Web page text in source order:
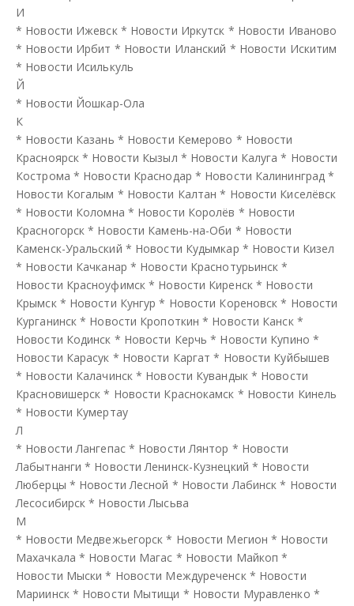
И
* Новости Ижевск * Новости Иркутск * Новости Иваново
* Новости Ирбит * Новости Иланский * Новости Искитим
* Новости Исилькуль
Й
* Новости Йошкар-Ола
К
* Новости Казань * Новости Кемерово * Новости
Красноярск * Новости Кызыл * Новости Калуга * Новости
Кострома * Новости Краснодар * Новости Калининград *
Новости Когалым * Новости Калтан * Новости Киселёвск
* Новости Коломна * Новости Королёв * Новости
Красногорск * Новости Камень-на-Оби * Новости
Каменск-Уральский * Новости Кудымкар * Новости Кизел
* Новости Качканар * Новости Краснотурьинск *
Новости Красноуфимск * Новости Киренск * Новости
Крымск * Новости Кунгур * Новости Кореновск * Новости
Курганинск * Новости Кропоткин * Новости Канск *
Новости Кодинск * Новости Керчь * Новости Купино *
Новости Карасук * Новости Каргат * Новости Куйбышев
* Новости Калачинск * Новости Кувандык * Новости
Красновишерск * Новости Краснокамск * Новости Кинель
* Новости Кумертау
Л
* Новости Лангепас* Новости Лянтор * Новости
Лабытнанги * Новости Ленинск-Кузнецкий * Новости
Люберцы * Новости Лесной * Новости Лабинск * Новости
Лесосибирск * Новости Лысьва
М
* Новости Медвежьегорск * Новости Мегион * Новости
Махачкала * Новости Магас * Новости Майкоп *
Новости Мыски * Новости Междуреченск * Новости
Мариинск * Новости Мытищи * Новости Муравленко *